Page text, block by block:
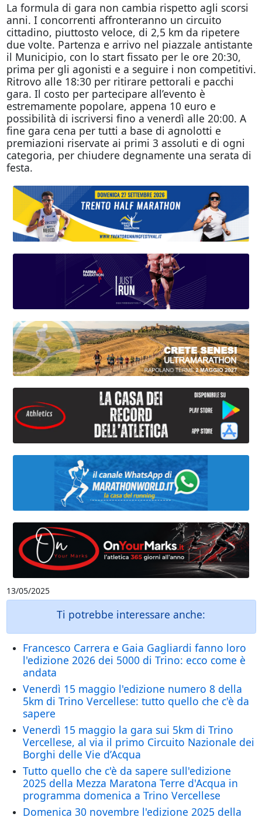
La formula di gara non cambia rispetto agli scorsi
anni. I concorrenti affronteranno un circuito
cittadino, piuttosto veloce, di 2,5 km da ripetere
due volte. Partenza e arrivo nel piazzale antistante
il Municipio, con lo start fissato per le ore 20:30,
prima per gli agonisti e a seguire i non competitivi.
Ritrovo alle 18:30 per ritirare pettorali e pacchi
gara. Il costo per partecipare all’evento è
estremamente popolare, appena 10 euro e
possibilità di iscriversi fino a venerdì alle 20:00. A
fine gara cena per tutti a base di agnolotti e
premiazioni riservate ai primi 3 assoluti e di ogni
categoria, per chiudere degnamente una serata di
festa.
13/05/2025
Ti potrebbe interessare anche:
Francesco Carrera e Gaia Gagliardi fanno loro
l'edizione 2026 dei 5000 di Trino: ecco come è
andata
Venerdì 15 maggio l'edizione numero 8 della
5km di Trino Vercellese: tutto quello che c'è da
sapere
Venerdì 15 maggio la gara sui 5km di Trino
Vercellese, al via il primo Circuito Nazionale dei
Borghi delle Vie d’Acqua
Tutto quello che c'è da sapere sull'edizione
2025 della Mezza Maratona Terre d'Acqua in
programma domenica a Trino Vercellese
Domenica 30 novembre l'edizione 2025 della